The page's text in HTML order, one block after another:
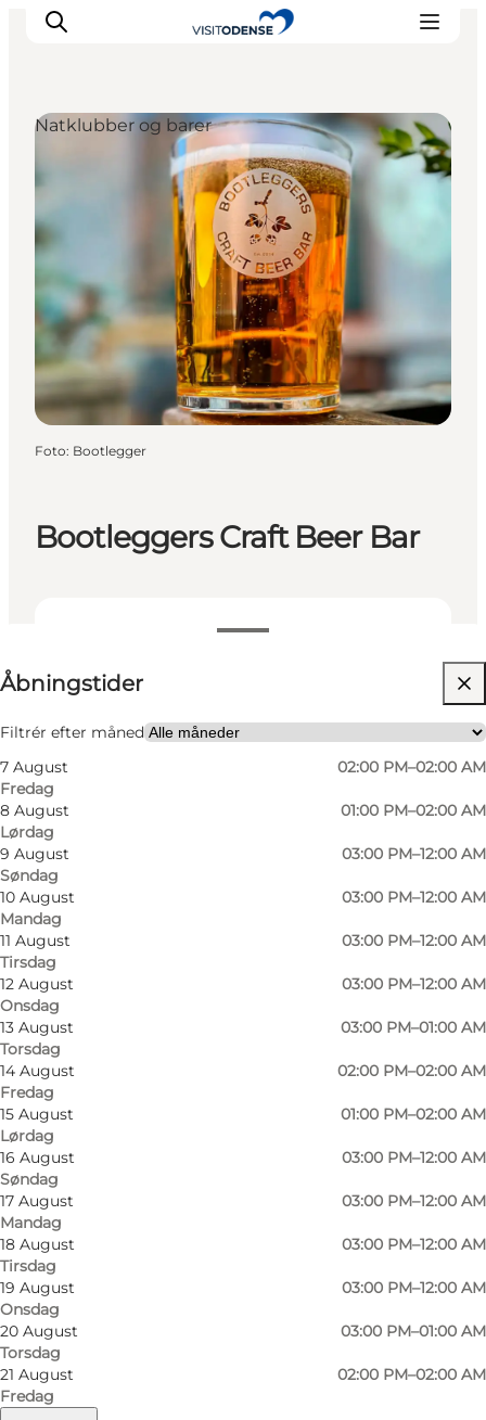
Oplev Odense
Det sker i Odense
Planlæg din tur
Inspiration
Bootleggers Craft Beer Bar
Åbningstider
Filtrér efter måned
7 August
Fredag
02:00 PM–02:00 AM
8 August
Lørdag
01:00 PM–02:00 AM
9 August
Søndag
03:00 PM–12:00 AM
10 August
Mandag
03:00 PM–12:00 AM
11 August
Tirsdag
03:00 PM–12:00 AM
12 August
Onsdag
03:00 PM–12:00 AM
13 August
Torsdag
03:00 PM–01:00 AM
14 August
Fredag
02:00 PM–02:00 AM
15 August
Lørdag
01:00 PM–02:00 AM
16 August
Søndag
03:00 PM–12:00 AM
17 August
Mandag
03:00 PM–12:00 AM
18 August
Tirsdag
03:00 PM–12:00 AM
19 August
Onsdag
03:00 PM–12:00 AM
20 August
Torsdag
03:00 PM–01:00 AM
21 August
Fredag
02:00 PM–02:00 AM
Besøg hjemmeside
Venner
Natklubber og barer
Foto: Bootlegger
: Foto:
God øl og gratis popcorn